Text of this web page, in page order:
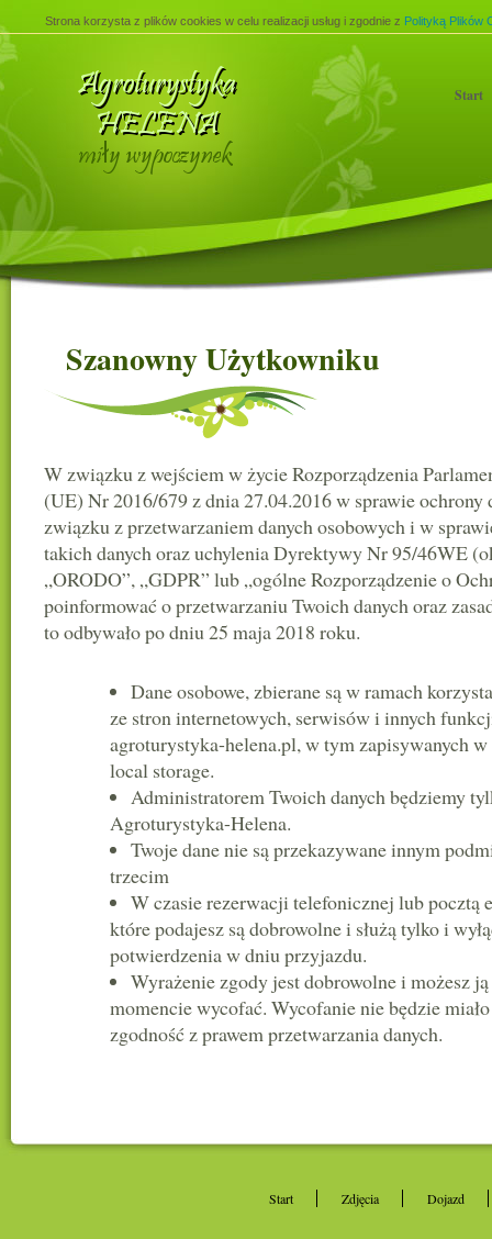
Strona korzysta z plików cookies w celu realizacji usług i zgodnie z Polityką Plików
Start
Szanowny Użytkowniku
W związku z wejściem w życie Rozporządzenia
(UE) Nr 2016/679 z dnia 27.04.2016 w sprawie ochrony
związku z przetwarzaniem danych osobowych i w
takich danych oraz uchylenia Dyrektywy Nr 95/46WE
„ORODO”, „GDPR” lub „ogólne Rozporządzenie o
poinformować o przetwarzaniu Twoich danych oraz
to odbywało po dniu 25 maja 2018 roku.
Dane osobowe, zbierane są w ramach
ze stron internetowych, serwisów i innych
agroturystyka-helena.pl, w tym zapisywanych
local storage.
Administratorem Twoich danych będziemy
Agroturystyka-Helena.
Twoje dane nie są przekazywane innym
trzecim
W czasie rezerwacji telefonicznej lub pocztą
które podajesz są dobrowolne i służą tylko i
potwierdzenia w dniu przyjazdu.
Wyrażenie zgody jest dobrowolne i możesz
momencie wycofać. Wycofanie nie będzie
zgodność z prawem przetwarzania danych.
Start Zdjęcia Dojazd